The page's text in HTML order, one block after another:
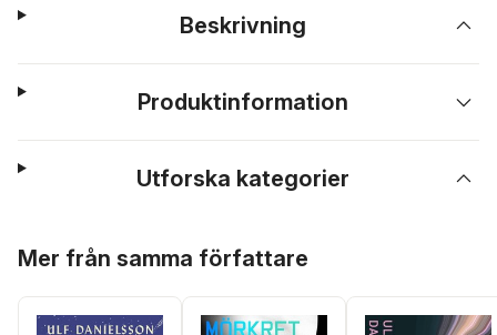
Beskrivning
Produktinformation
Utforska kategorier
Mer från samma författare